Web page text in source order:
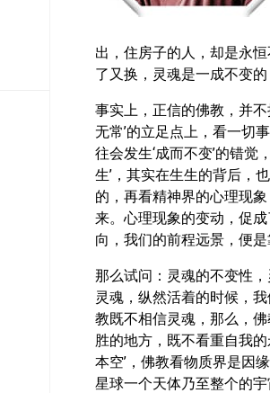
出，住房子的人，却是永
了又换，灵魂是一成不变
事实上，正信的佛教，并
无常’的立足点上，看一切
往会发生‘成而不变’的错
生’，其实在生生的背后，
的，再看精神界的心理现
来。心理现象的变动，促
向，我们的前程远景，便
那么试问：灵魂的不变性
灵魂，纵然活着的时候，
教既不相信灵魂，​那么​，
胜的地方，既不看重自我
本空’，佛教看物质界是因
星球一个天体乃至整个的